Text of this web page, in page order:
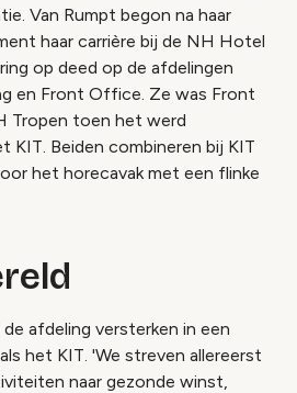
Van Rumpt begon na haar
haar carrière bij de NH Hotel
op deed op de afdelingen
en Front Office. Ze was Front
Tropen toen het werd
KIT. Beiden combineren bij KIT
het horecavak met een flinke
afdeling versterken in een
het KIT. 'We streven allereerst
naar gezonde winst,